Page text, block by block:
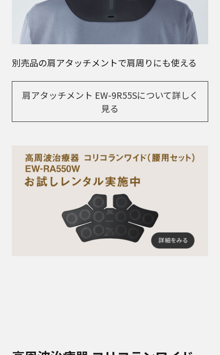
別売品の肩アタッチメントで肩周りにも使える
肩アタッチメント EW-9R55Sについて詳しく
見る